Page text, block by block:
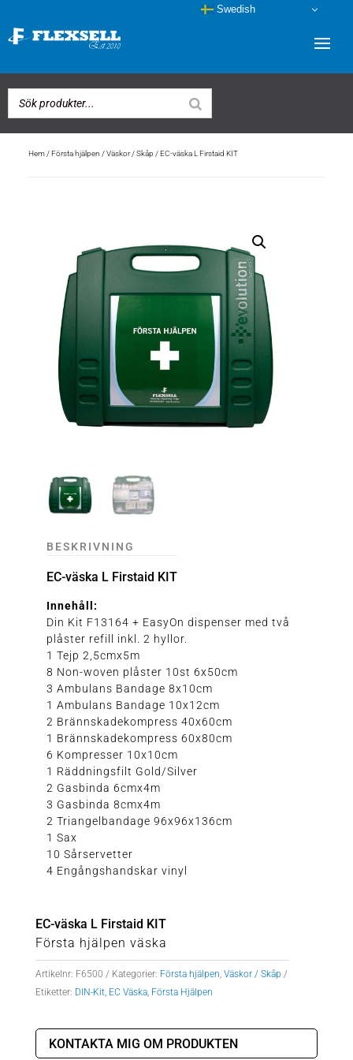
Hem/Första hjälpen /Väskor / Skåp / EC-väska L Firstaid KIT
BESKRIVNING
EC-väska L Firstaid KIT
Innehåll:
Din Kit F13164 + EasyOn dispenser med två
plåster refill inkl. 2 hyllor.
1 Tejp 2,5cmx5m
8 Non-woven plåster 10st 6x50cm
3 Ambulans Bandage 8x10cm
1 Ambulans Bandage 10x12cm
2 Brännskadekompress 40x60cm
1 Brännskadekompress 60x80cm
6 Kompresser 10x10cm
1 Räddningsfilt Gold/Silver
2 Gasbinda 6cmx4m
3 Gasbinda 8cmx4m
2 Triangelbandage 96x96x136cm
1 Sax
10 Sårservetter
4 Engångshandskar vinyl
EC-väska L Firstaid KIT
Första hjälpen väska
Artikelnr: F6500 Kategorier: Första hjälpen, Väskor / Skåp
Etiketter: DIN-Kit, EC Väska, Första Hjälpen
KONTAKTA MIG OM PRODUKTEN
Swedish